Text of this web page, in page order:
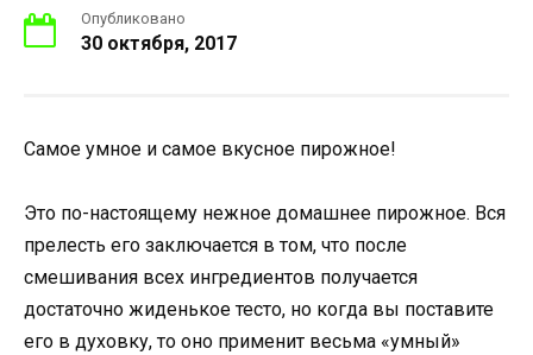
Опубликовано
30 октября, 2017
Самое умное и самое вкусное пирожное!
Это по-настоящему нежное домашнее пирожное. Вся
прелесть его заключается в том, что после
смешивания всех ингредиентов получается
достаточно жиденькое тесто, но когда вы поставите
его в духовку, то оно применит весьма «умный»